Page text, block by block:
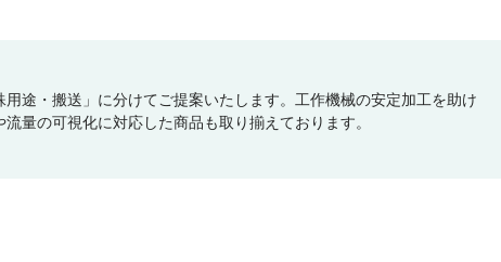
途・搬送」に分けてご提案いたします。工作機械の安定加工を助け
量の可視化に対応した商品も取り揃えております。